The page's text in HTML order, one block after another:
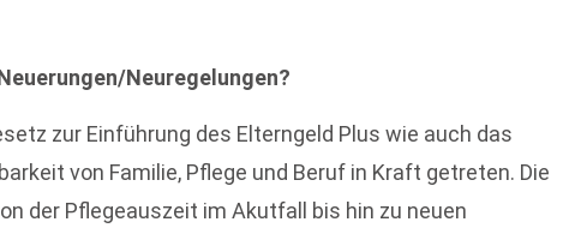
Neuregelungen?
zur Einführung des Elterngeld Plus wie auch das
von Familie, Pflege und Beruf in Kraft getreten. Die
der Pflegeauszeit im Akutfall bis hin zu neuen